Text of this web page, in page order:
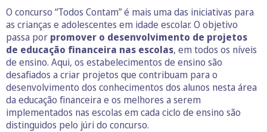
O concurso “Todos Contam” é mais uma das iniciativas para
as crianças e adolescentes em idade escolar. O objetivo
passa por promover o desenvolvimento de projetos
de educação financeira nas escolas, em todos os níveis
de ensino. Aqui, os estabelecimentos de ensino são
desafiados a criar projetos que contribuam para o
desenvolvimento dos conhecimentos dos alunos nesta área
da educação financeira e os melhores a serem
implementados nas escolas em cada ciclo de ensino são
distinguidos pelo júri do concurso.